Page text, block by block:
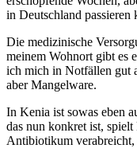
in Deutschland passieren
Die medizinische
meinem Wohnort gibt es
ich mich in Notfällen gut
aber Mangelware.
In Kenia ist sowas eben
das nun konkret ist,
Antibiotikum verabreicht,